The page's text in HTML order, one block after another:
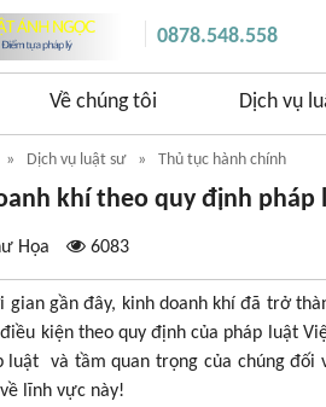
0878.548.558
Về chúng tôi Dịch vụ
Dịch vụ luật sư Thủ tục hành chính
khí theo quy định
Họa 6083
gian gần đây, kinh doanh khí đã trở
kiện theo quy định của pháp luật
luật và tầm quan trọng của chúng đối
lĩnh vực này!